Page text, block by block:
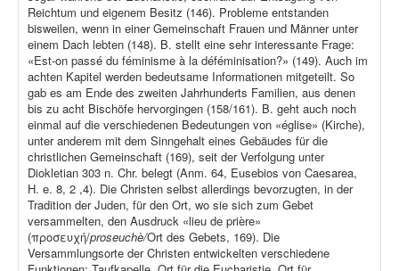
Reichtum und eigenem Besitz (146). Probleme entstanden
bisweilen, wenn in einer Gemeinschaft Frauen und Männer unter
einem Dach lebten (148). B. stellt eine sehr interessante Frage:
«Est-on passé du féminisme à la déféminisation?» (149). Auch im
achten Kapitel werden bedeutsame Informationen mitgeteilt. So
gab es am Ende des zweiten Jahrhunderts Familien, aus denen
bis zu acht Bischöfe hervorgingen (158/161). B. geht auch noch
einmal auf die verschiedenen Bedeutungen von «église» (Kirche),
unter anderem mit dem Sinngehalt eines Gebäudes für die
christlichen Gemeinschaft (169), seit der Verfolgung unter
Diokletian 303 n. Chr. belegt (Anm. 64, Eusebios von Caesarea,
H. e. 8, 2 ,4). Die Christen selbst allerdings bevorzugten, in der
Tradition der Juden, für den Ort, wo sie sich zum Gebet
versammelten, den Ausdruck «lieu de prière»
(προσευχή/proseuchè/Ort des Gebets, 169). Die
Versammlungsorte der Christen entwickelten verschiedene